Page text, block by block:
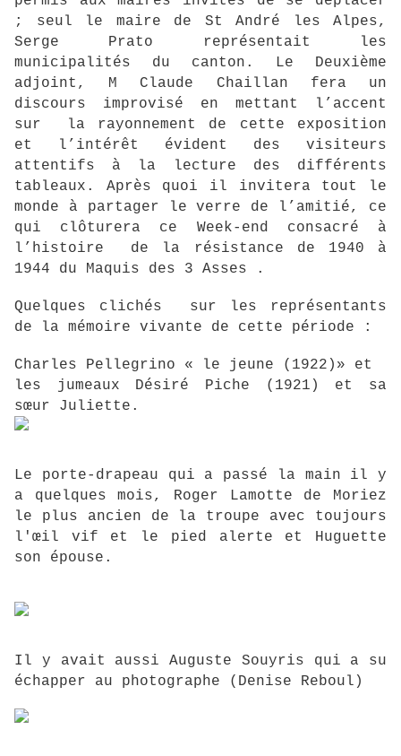
; seul le maire de St André les Alpes,
Serge Prato représentait les
municipalités du canton. Le Deuxième
adjoint, M Claude Chaillan fera un
discours improvisé en mettant l’accent
sur la rayonnement de cette exposition
et l’intérêt évident des visiteurs
attentifs à la lecture des différents
tableaux. Après quoi il invitera tout le
monde à partager le verre de l’amitié, ce
qui clôturera ce Week-end consacré à
l’histoire de la résistance de 1940 à
1944 du Maquis des 3 Asses .
Quelques clichés sur les représentants
de la mémoire vivante de cette période :
Charles Pellegrino « le jeune (1922)» et
les jumeaux Désiré Piche (1921) et sa
sœur Juliette.
Le porte-drapeau qui a passé la main il y
a quelques mois, Roger Lamotte de Moriez
le plus ancien de la troupe avec toujours
l'œil vif et le pied alerte et Huguette
son épouse.
Il y avait aussi Auguste Souyris qui a su
échapper au photographe (Denise Reboul)